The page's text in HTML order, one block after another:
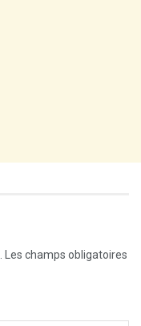
Les champs obligatoires